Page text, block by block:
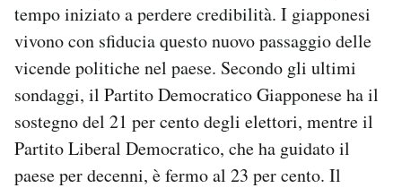
tempo iniziato a perdere credibilità. I giapponesi
vivono con sfiducia questo nuovo passaggio delle
vicende politiche nel paese. Secondo gli ultimi
sondaggi, il Partito Democratico Giapponese ha il
sostegno del 21 per cento degli elettori, mentre il
Partito Liberal Democratico, che ha guidato il
paese per decenni, è fermo al 23 per cento. Il